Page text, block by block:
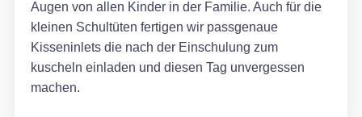
Augen von allen Kinder in der Familie. Auch für die
kleinen Schultüten fertigen wir passgenaue
Kisseninlets die nach der Einschulung zum
kuscheln einladen und diesen Tag unvergessen
machen.